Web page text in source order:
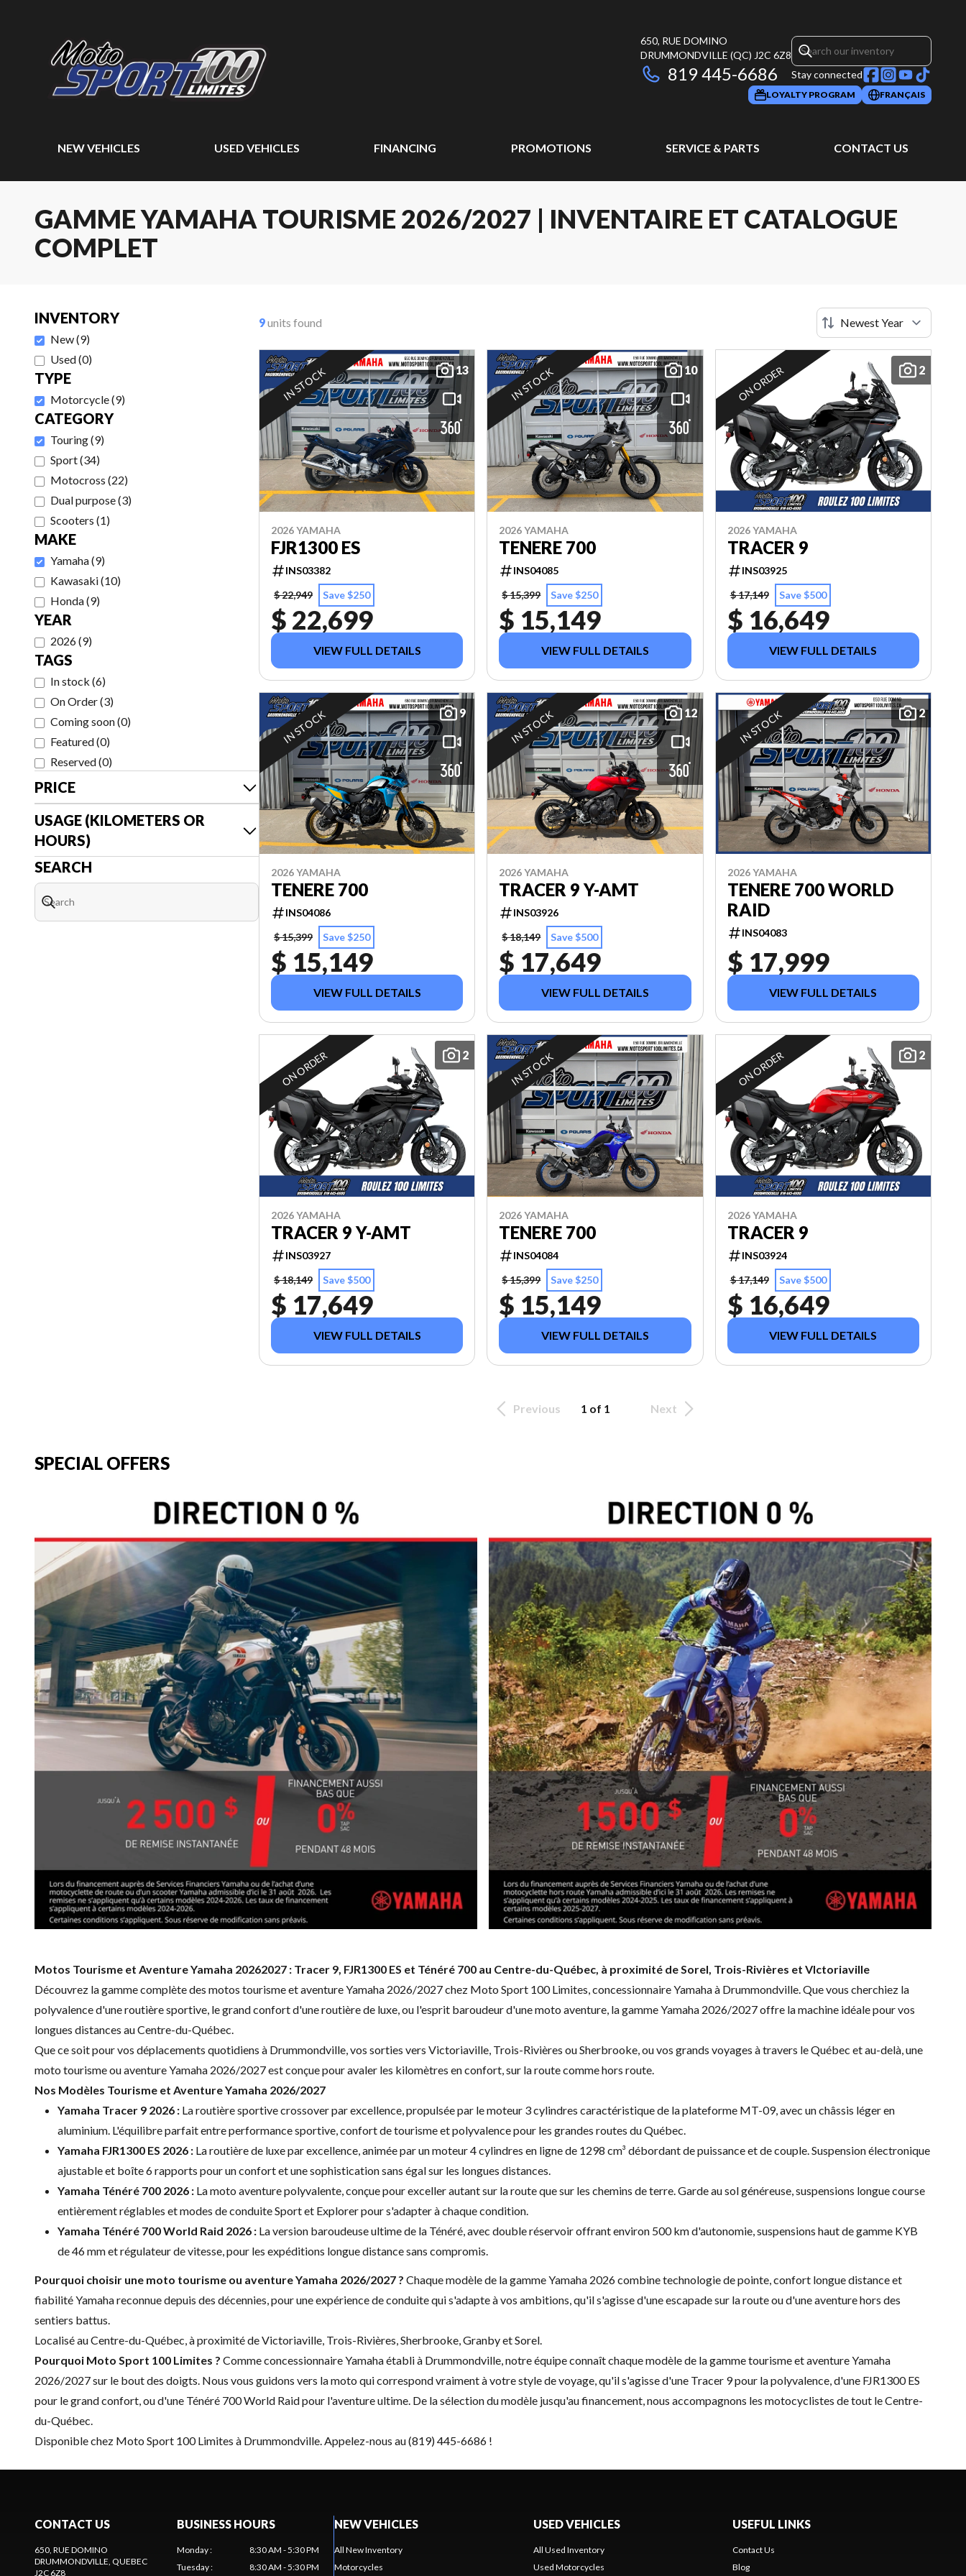
650, RUE DOMINO
DRUMMONDVILLE (QC) J2C 6Z8
819 445-6686 Stay connected
LOYALTY PROGRAM FRANÇAIS
NEW VEHICLES USED VEHICLES FINANCING PROMOTIONS SERVICE & PARTS CONTACT US
GAMME YAMAHA TOURISME 2026/2027 | INVENTAIRE ET CATALOGUE
COMPLET
INVENTORY
New(9)
Used(0)
TYPE
Motorcycle(9)
CATEGORY
Touring(9)
Sport(34)
Motocross (22)
Dual purpose(3)
Scooters (1)
MAKE
Yamaha(9)
Kawasaki(10)
Honda(9)
YEAR
2026(9)
TAGS
In stock (6)
On Order(3)
Coming soon(0)
Featured(0)
Reserved(0)
PRICE
USAGE (KILOMETERS OR
HOURS)
SEARCH
9units found
13
IN STOCK
2026 YAMAHA
FJR1300 ES
INS03382
$ 22,949
Save $250
$ 22,699
VIEW FULL DETAILS
10
IN STOCK
2026 YAMAHA
TENERE 700
INS04085
$ 15,399
Save $250
$ 15,149
VIEW FULL DETAILS
2
ON ORDER
2026 YAMAHA
TRACER 9
INS03925
$ 17,149
Save $500
$ 16,649
VIEW FULL DETAILS
9
IN STOCK
2026 YAMAHA
TENERE 700
INS04086
$ 15,399
Save $250
$ 15,149
VIEW FULL DETAILS
12
IN STOCK
2026 YAMAHA
TRACER 9 Y-AMT
INS03926
$ 18,149
Save $500
$ 17,649
VIEW FULL DETAILS
2
IN STOCK
2026 YAMAHA
TENERE 700 WORLD
RAID
INS04083
$ 17,999
VIEW FULL DETAILS
2
ON ORDER
2026 YAMAHA
TRACER 9 Y-AMT
INS03927
$ 18,149
Save $500
$ 17,649
VIEW FULL DETAILS
IN STOCK
2026 YAMAHA
TENERE 700
INS04084
$ 15,399
Save $250
$ 15,149
VIEW FULL DETAILS
2
ON ORDER
2026 YAMAHA
TRACER 9
INS03924
$ 17,149
Save $500
$ 16,649
VIEW FULL DETAILS
Previous 1 of 1 Next
SPECIAL OFFERS
Motos Tourisme et Aventure Yamaha 20262027 : Tracer 9, FJR1300 ES et Ténéré 700 au Centre-du-Québec, à proximité de Sorel, Trois-Rivières et VIctoriaville
Découvrez la gamme complète des motos tourisme et aventure Yamaha 2026/2027 chez Moto Sport 100 Limites, concessionnaire Yamaha à Drummondville. Que vous cherchiez la
polyvalence d'une routière sportive, le grand confort d'une routière de luxe, ou l'esprit baroudeur d'une moto aventure, la gamme Yamaha 2026/2027 offre la machine idéale pour vos
longues distances au Centre-du-Québec.
Que ce soit pour vos déplacements quotidiens à Drummondville, vos sorties vers Victoriaville, Trois-Rivières ou Sherbrooke, ou vos grands voyages à travers le Québec et au-delà, une
moto tourisme ou aventure Yamaha 2026/2027 est conçue pour avaler les kilomètres en confort, sur la route comme hors route.
Nos Modèles Tourisme et Aventure Yamaha 2026/2027
Yamaha Tracer 9 2026 : La routière sportive crossover par excellence, propulsée par le moteur 3 cylindres caractéristique de la plateforme MT-09, avec un châssis léger en
aluminium. L'équilibre parfait entre performance sportive, confort de tourisme et polyvalence pour les grandes routes du Québec.
Yamaha FJR1300 ES 2026 : La routière de luxe par excellence, animée par un moteur 4 cylindres en ligne de 1298 cm³ débordant de puissance et de couple. Suspension électronique
ajustable et boîte 6 rapports pour un confort et une sophistication sans égal sur les longues distances.
Yamaha Ténéré 700 2026 : La moto aventure polyvalente, conçue pour exceller autant sur la route que sur les chemins de terre. Garde au sol généreuse, suspensions longue course
entièrement réglables et modes de conduite Sport et Explorer pour s'adapter à chaque condition.
Yamaha Ténéré 700 World Raid 2026 : La version baroudeuse ultime de la Ténéré, avec double réservoir offrant environ 500 km d'autonomie, suspensions haut de gamme KYB
de 46 mm et régulateur de vitesse, pour les expéditions longue distance sans compromis.
Pourquoi choisir une moto tourisme ou aventure Yamaha 2026/2027 ? Chaque modèle de la gamme Yamaha 2026 combine technologie de pointe, confort longue distance et
fiabilité Yamaha reconnue depuis des décennies, pour une expérience de conduite qui s'adapte à vos ambitions, qu'il s'agisse d'une escapade sur la route ou d'une aventure hors des
sentiers battus.
Localisé au Centre-du-Québec, à proximité de Victoriaville, Trois-Rivières, Sherbrooke, Granby et Sorel.
Pourquoi Moto Sport 100 Limites ? Comme concessionnaire Yamaha établi à Drummondville, notre équipe connaît chaque modèle de la gamme tourisme et aventure Yamaha
2026/2027 sur le bout des doigts. Nous vous guidons vers la moto qui correspond vraiment à votre style de voyage, qu'il s'agisse d'une Tracer 9 pour la polyvalence, d'une FJR1300 ES
pour le grand confort, ou d'une Ténéré 700 World Raid pour l'aventure ultime. De la sélection du modèle jusqu'au financement, nous accompagnons les motocyclistes de tout le Centre-
du-Québec.
Disponible chez Moto Sport 100 Limites à Drummondville. Appelez-nous au (819) 445-6686 !
CONTACT US
650, RUE DOMINO
DRUMMONDVILLE , QUEBEC
J2C 6Z8
BUSINESS HOURS
Monday:
8:30 AM - 5:30 PM
Tuesday: 8:30 AM - 5:30 PM
NEW VEHICLES
All New Inventory
Motorcycles
USED VEHICLES
All Used Inventory
Used Motorcycles
USEFUL LINKS
Contact Us
Blog